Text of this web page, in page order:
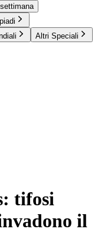
Altri Speciali
tifosi
il